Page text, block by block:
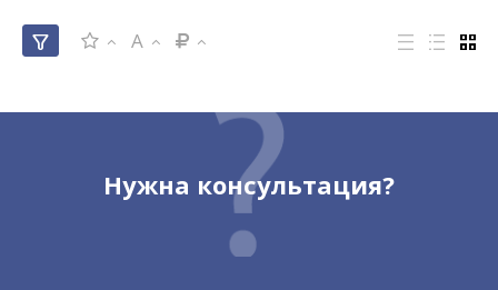
A
Нужна консультация?